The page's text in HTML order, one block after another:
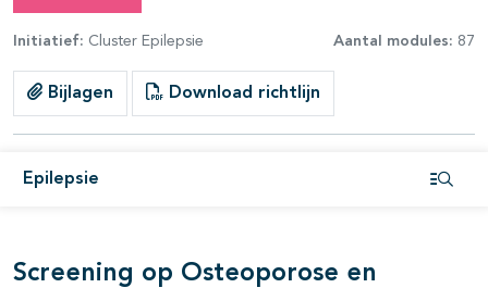
Initiatief: Cluster Epilepsie Aantal modules: 87
Bijlagen Download richtlijn
Epilepsie
open- en dichtklappen
Screening op Osteoporose en